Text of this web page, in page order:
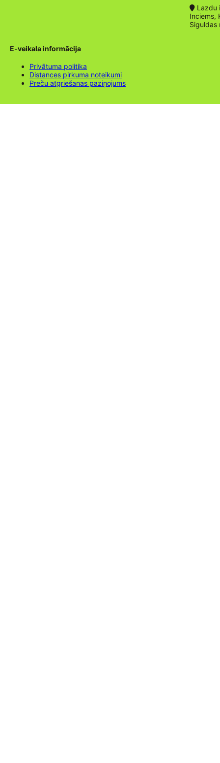
Lazdu
Inciems,
Siguldas
E-veikala informācija
Privātuma politika
Distances pirkuma noteikumi
Preču atgriešanas paziņojums